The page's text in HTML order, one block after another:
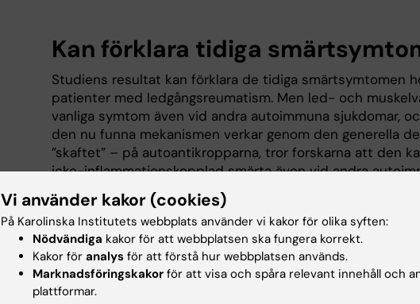
Kan förklara tidiga
Studiens resultat kan förklara de tidiga smärtsymtomen
patienter med ledgångsreumatism. Men led- och
vanliga symtom även vid andra autoimmuna sjukdomar,
den nu funna mekanismen verkar genom den generella
”skaftet” – på autoantikropparna, tror forskarna att den
icke-inflammationskopplad smärta även vid andra
sjukdomar.
– Vi tror att det här kan vara en generell mekanism för
princip alla autoimmuna sjukdomar där sådana här
bildas lokalt i en vävnad, säger Camilla Svensson.
Närmare undersökningar av vad som händer i nervcellen
Vi använder kakor (cookies)
På Karolinska Institutets webbplats använder vi kakor för olika syften:
Nödvändiga kakor för att webbplatsen ska fungera korrekt.
Kakor för analys för att förstå hur webbplatsen används.
Marknadsföringskakor för att visa och spåra relevant innehåll och
plattformar.